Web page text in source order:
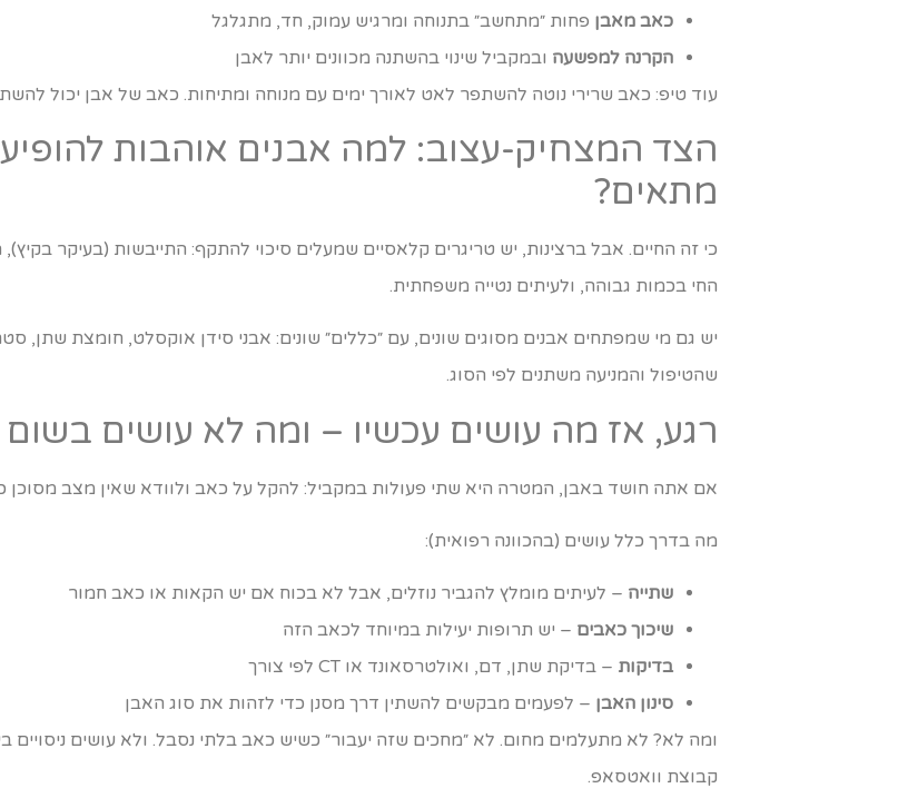
כאב מאבן פחות ״מתחשב״ בתנוחה ומרגיש עמוק, חד, מתגלגל
הקרנה למפשעה ובמקביל שינוי בהשתנה מכוונים יותר לאבן
עוד טיפ: כאב שרירי נוטה להשתפר לאט לאורך ימים עם מנוחה ומתיחות. כאב של אבן יכול
הצד המצחיק-עצוב: למה אבנים אוהבות להופיע
מתאים?
כי זה החיים. אבל ברצינות, יש טריגרים קלאסיים שמעלים סיכוי להתקף: התייבשות (בעיקר
החי בכמות גבוהה, ולעיתים נטייה משפחתית.
יש גם מי שמפתחים אבנים מסוגים שונים, עם ״כללים״ שונים: אבני סידן אוקסלט, חומצת שתן,
שהטיפול והמניעה משתנים לפי הסוג.
רגע, אז מה עושים עכשיו – ומה לא עושים בשום
אם אתה חושד באבן, המטרה היא שתי פעולות במקביל: להקל על כאב ולוודא שאין מצב מסוכן
מה בדרך כלל עושים (בהכוונה רפואית):
שתייה – לעיתים מומלץ להגביר נוזלים, אבל לא בכוח אם יש הקאות או כאב חמור
שיכוך כאבים – יש תרופות יעילות במיוחד לכאב הזה
בדיקות – בדיקת שתן, דם, ואולטרסאונד או CT לפי צורך
סינון האבן – לפעמים מבקשים להשתין דרך מסנן כדי לזהות את סוג האבן
ומה לא? לא מתעלמים מחום. לא ״מחכים שזה יעבור״ כשיש כאב בלתי נסבל. ולא עושים ניסויים
קבוצת וואטסאפ.